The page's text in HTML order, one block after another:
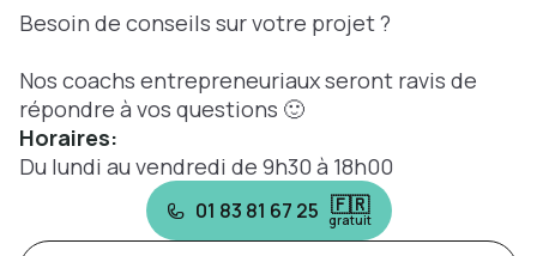
Besoin de conseils sur votre projet ?
Nos coachs entrepreneuriaux seront ravis de
répondre à vos questions 🙂
Horaires:
Du lundi au vendredi de 9h30 à 18h00
01 83 81 67 25 🇫🇷
gratuit